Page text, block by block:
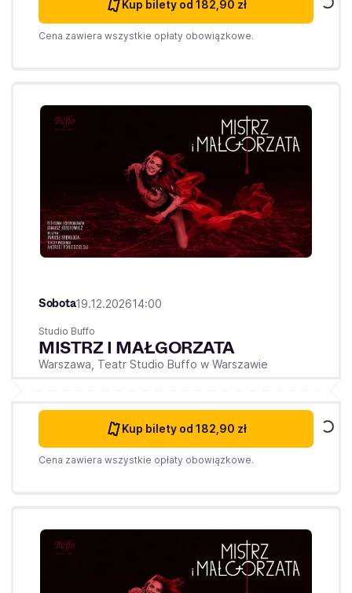
Kup bilety od 182,90 zł
Cena zawiera wszystkie opłaty obowiązkowe.
Sobota19.12.202614:00
Studio Buffo
MISTRZ I MAŁGORZATA
Warszawa, Teatr Studio Buffo w Warszawie
Kup bilety od 182,90 zł
Cena zawiera wszystkie opłaty obowiązkowe.